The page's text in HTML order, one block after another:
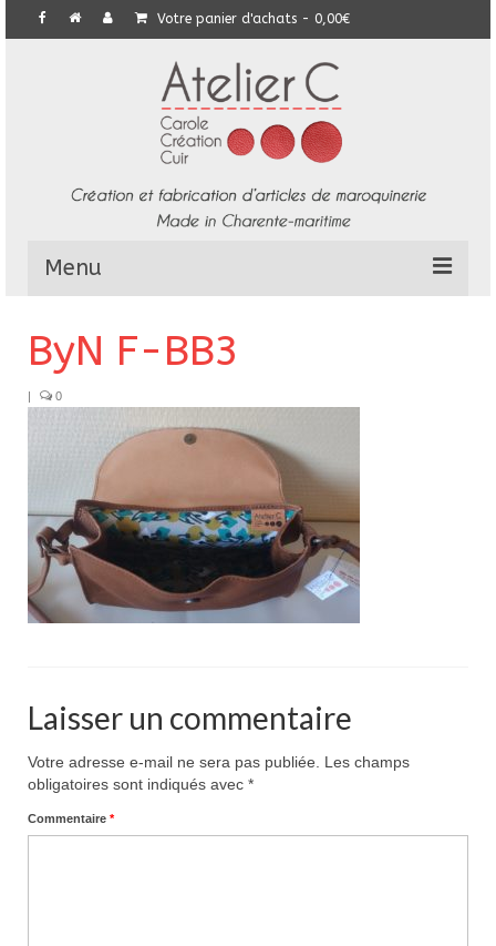
Votre panier d'achats - 0,00€
Menu
Collection
E-Boutique
Pour acheter
Contact
ByN F-BB3
| 0
Laisser un commentaire
Votre adresse e-mail ne sera pas publiée.
Les champs
obligatoires sont indiqués avec *
Commentaire *